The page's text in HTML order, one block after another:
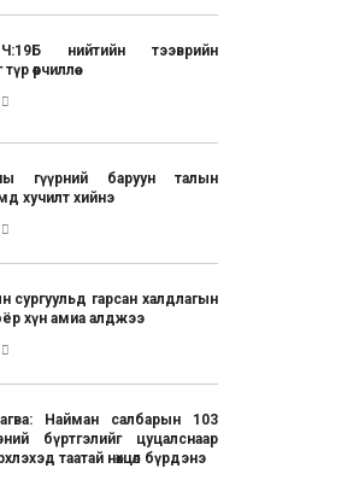
нийтийн тээврийн
өөрчиллөө
гүүрний баруун талын
хучилт хийнэ
сургуульд гарсан халдлагын
хүн амиа алджээ
Найман салбарын 103
бүртгэлийг цуцалснаар
таатай нөхцөл бүрдэнэ